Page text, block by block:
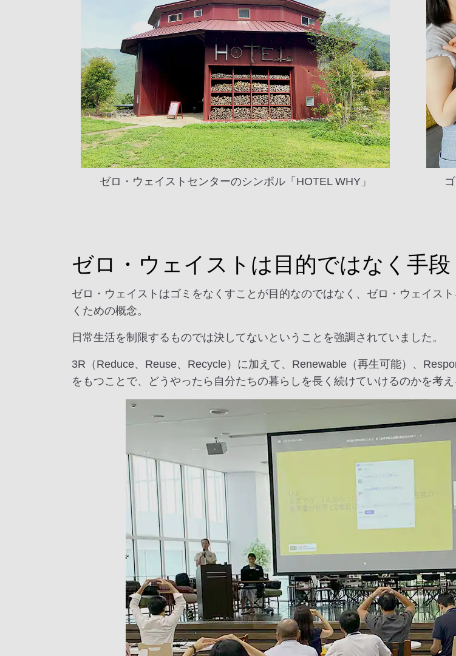
ゼロ・ウェイストセンターのシンボル「HOTEL WHY」
ゼロ・ウェイストは目的ではなく手段
ゼロ・ウェイストはゴミをなくすことが目的なのではなく、ゼロ・ウェイス
くための概念。
日常生活を制限するものでは決してないということを強調されていました。
3R（Reduce、Reuse、Recycle）に加えて、Renewable（再生可能）、
をもつことで、どうやったら自分たちの暮らしを長く続けていけるのかを考